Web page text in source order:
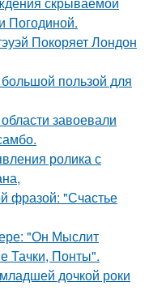
Погодиной.
Покоряет Лондон
пользой для
завоевали
ролика с
фразой: "Счастье
"Он Мыслит
Тачки, Понты".
дочкой роки